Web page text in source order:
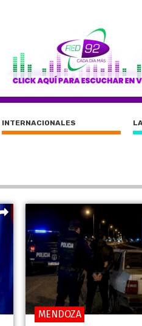
INTERNACIONALES
MENDOZA